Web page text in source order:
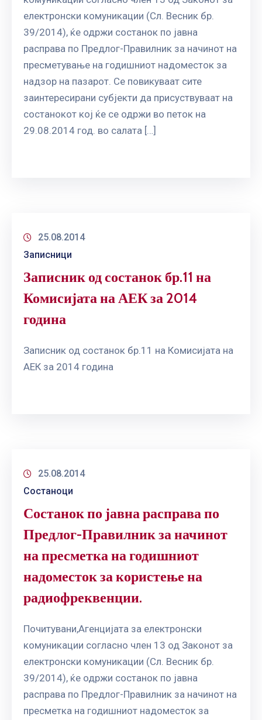
електронски комуникации (Сл. Весник бр.
39/2014), ќе одржи состанок по јавна
расправа по Предлог-Правилник за начинот на
пресметување на годишниот надоместок за
надзор на пазарот. Се повикуваат сите
заинтересирани субјекти да присуствуваат на
состанокот кој ќе се одржи во петок на
29.08.2014 год. во салата […]
25.08.2014
Записници
Записник од состанок бр.11 на
Комисијата на АЕК за 2014
година
Записник од состанок бр.11 на Комисијата на
АЕК за 2014 година
25.08.2014
Состаноци
Состанок по јавна расправа по
Предлог-Правилник за начинот
на пресметка на годишниот
надоместок за користење на
радиофреквенции.
Почитувани,Агенцијата за електронски
комуникации согласно член 13 од Законот за
електронски комуникации (Сл. Весник бр.
39/2014), ќе одржи состанок по јавна
расправа по Предлог-Правилник за начинот на
пресметка на годишниот надоместок за